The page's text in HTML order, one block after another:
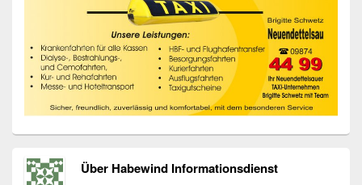
Über Habewind Informationsdienst